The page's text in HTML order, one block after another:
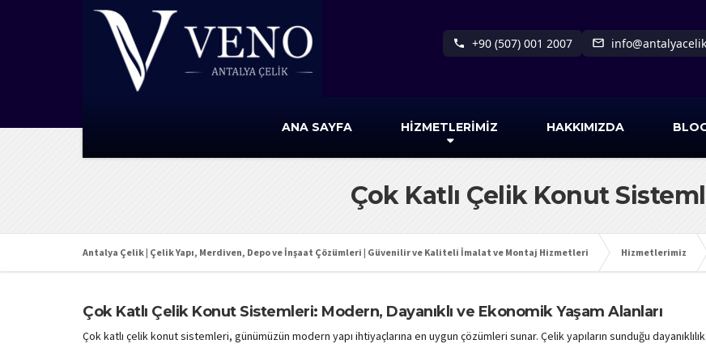
+90 (507) 001 2007
ANA SAYFA HİZMETLERİMİZ HAKKIMIZDA
Çok Katlı Çelik Konut
Antalya Çelik | Çelik Yapı, Merdiven, Depo ve İnşaat Çözümleri | Güvenilir ve Kaliteli İmalat ve Montaj Hizmetleri Hizmetlerimiz
Çok Katlı Çelik Konut Sistemleri: Modern, Dayanıklı ve Ekonomik Yaşam Alanları
Çok katlı çelik konut sistemleri, günümüzün modern yapı ihtiyaçlarına en uygun çözümleri sunar. Çelik yapıların sunduğu